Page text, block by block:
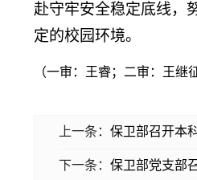
赴守牢安全稳定底线，
定的校园环境。
（一审：王睿；二审：王继
上一条：保卫部召开本
下一条：保卫部党支部